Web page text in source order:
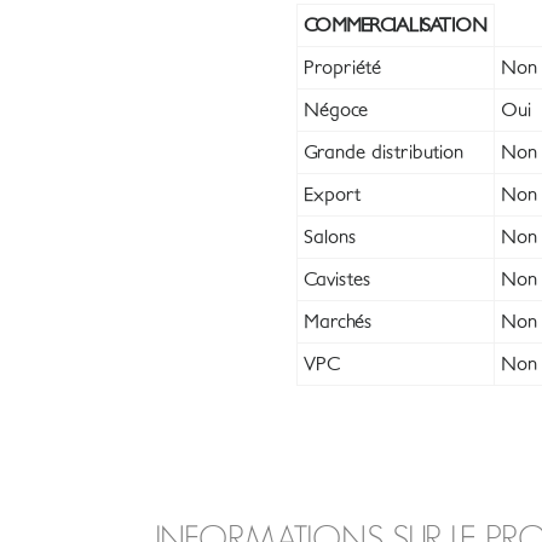
COMMERCIALISATION
Propriété Non
Négoce Oui
Grande distribution Non
Export Non
Salons Non
Cavistes Non
Marchés Non
VPC Non